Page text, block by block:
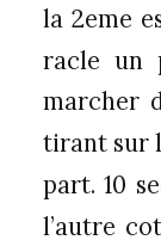
la 2eme
racle un
marcher
tirant sur
part. 10
l’autre